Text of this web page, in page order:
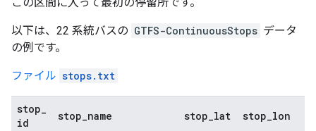
以下は、22 系統バスの GTFS-ContinuousStops データ
の例です。
ファイル stops.txt
stop
id
stop name stop lat stop lon